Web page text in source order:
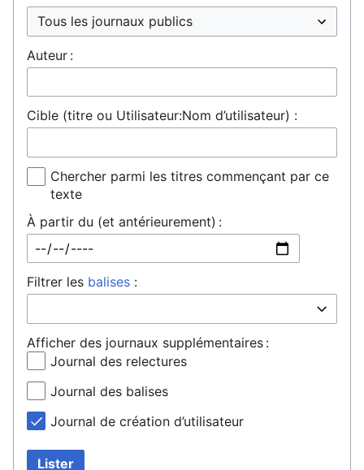
Auteur :
Cible (titre ou Utilisateur:Nom d’utilisateur) :
Chercher parmi les titres commençant par ce
texte
À partir du (et antérieurement) :
Filtrer les balises :
Afficher des journaux supplémentaires :
Journal des relectures
Journal des balises
Journal de création d’utilisateur
Lister